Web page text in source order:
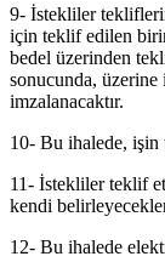
9- İstekliler
için teklif edilen
bedel üzerinden
sonucunda,
imzalanacaktır.
10- Bu ihalede, işin
11- İstekliler teklif
kendi
12- Bu ihalede